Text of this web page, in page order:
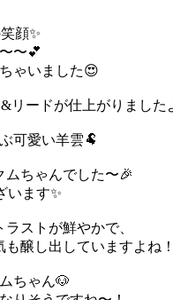
顔✨
〜💕
ゃいました😍
リードが仕上がりました
可愛い羊雲🐏
ムちゃんでした〜🎉
います✨
ストが鮮やかで、
醸し出していますよね！
ちゃん🐶